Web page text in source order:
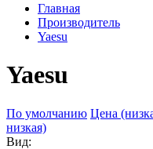
Главная
Производитель
Yaesu
Yaesu
По умолчанию Цена
низкая)
Вид: